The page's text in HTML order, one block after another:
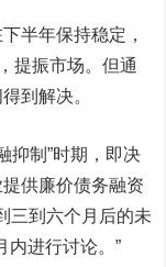
半年保持稳定，
提振市场。但通
到解决。
制”时期，即决
供廉价债务融资
三到六个月后的未
进行讨论。”